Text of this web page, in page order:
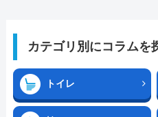
カテゴリ別にコラムを
トイレ